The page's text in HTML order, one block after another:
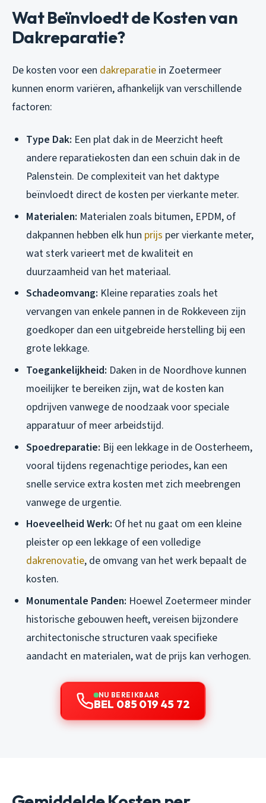
Wat Beïnvloedt de Kosten van
Dakreparatie?
De kosten voor een dakreparatie in Zoetermeer
kunnen enorm variëren, afhankelijk van verschillende
factoren:
Type Dak: Een plat dak in de Meerzicht heeft
andere reparatiekosten dan een schuin dak in de
Palenstein. De complexiteit van het daktype
beïnvloedt direct de kosten per vierkante meter.
Materialen: Materialen zoals bitumen, EPDM, of
dakpannen hebben elk hun prijs per vierkante meter,
wat sterk varieert met de kwaliteit en
duurzaamheid van het materiaal.
Schadeomvang: Kleine reparaties zoals het
vervangen van enkele pannen in de Rokkeveen zijn
goedkoper dan een uitgebreide herstelling bij een
grote lekkage.
Toegankelijkheid: Daken in de Noordhove kunnen
moeilijker te bereiken zijn, wat de kosten kan
opdrijven vanwege de noodzaak voor speciale
apparatuur of meer arbeidstijd.
Spoedreparatie: Bij een lekkage in de Oosterheem,
vooral tijdens regenachtige periodes, kan een
snelle service extra kosten met zich meebrengen
vanwege de urgentie.
Hoeveelheid Werk: Of het nu gaat om een kleine
pleister op een lekkage of een volledige
dakrenovatie, de omvang van het werk bepaalt de
kosten.
Monumentale Panden: Hoewel Zoetermeer minder
historische gebouwen heeft, vereisen bijzondere
architectonische structuren vaak specifieke
aandacht en materialen, wat de prijs kan verhogen.
NU BEREIKBAAR
BEL 085 019 45 72